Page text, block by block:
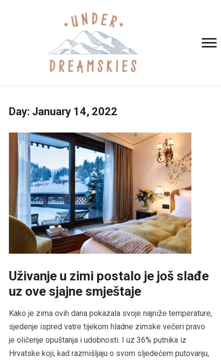
Day: January 14, 2022
Uživanje u zimi postalo je još slađe
uz ove sjajne smještaje
Kako je zima ovih dana pokazala svoje najniže temperature,
sjedenje ispred vatre tijekom hladne zimske večeri pravo
je oličenje opuštanja i udobnosti. I uz 36% putnika iz
Hrvatske koji, kad razmišljaju o svom sljedećem putovanju,